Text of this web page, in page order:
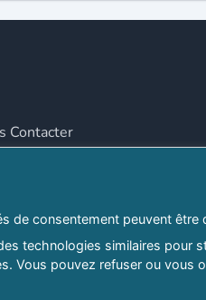
Contacter
de consentement peuvent
technologies similaires pour
Vous pouvez refuser ou